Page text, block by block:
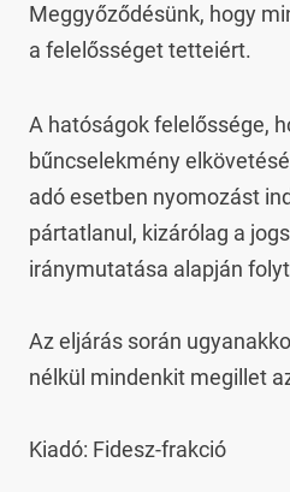
Meggyőződésünk, hogy
a felelősséget tetteiért.
A hatóságok felelőssége,
bűncselekmény
adó esetben nyomozást
pártatlanul, kizárólag a
iránymutatása alapján
Az eljárás során
nélkül mindenkit megillet
Kiadó: Fidesz-frakció